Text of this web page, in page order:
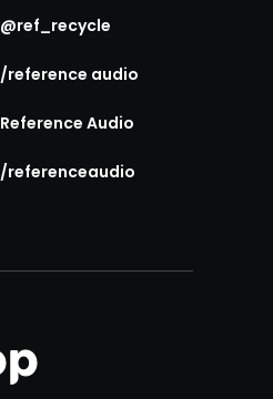
@ref_recycle
/reference audio
Reference Audio
/referenceaudio